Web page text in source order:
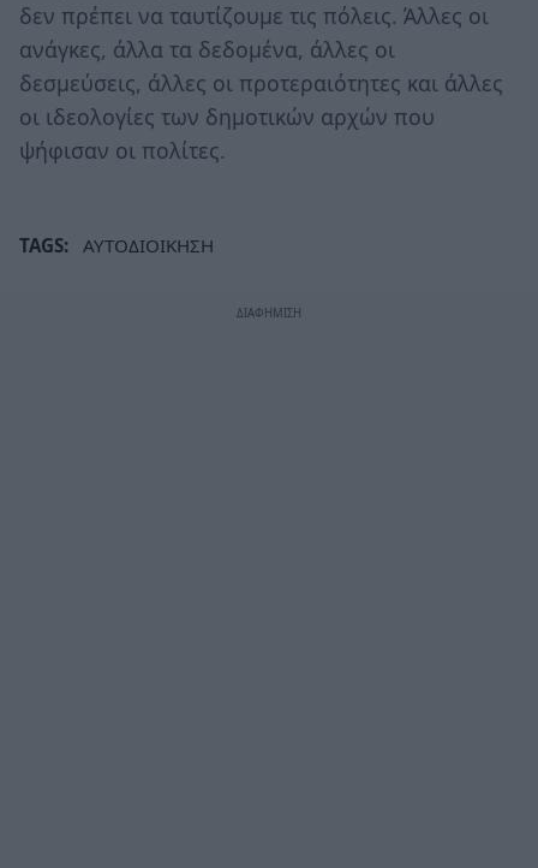
δεν πρέπει να ταυτίζουμε τις πόλεις. Άλλες οι
ανάγκες, άλλα τα δεδομένα, άλλες οι
δεσμεύσεις, άλλες οι προτεραιότητες και άλλες
οι ιδεολογίες των δημοτικών αρχών που
ψήφισαν οι πολίτες.
TAGS: ΑΥΤΟΔΙΟΙΚΗΣΗ